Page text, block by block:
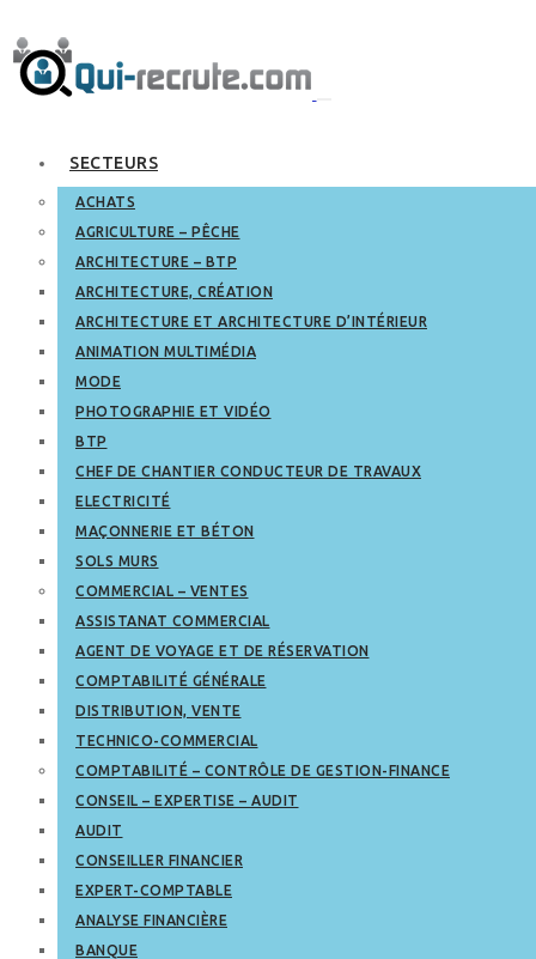
SECTEURS
ACHATS
AGRICULTURE – PÊCHE
ARCHITECTURE – BTP
ARCHITECTURE, CRÉATION
ARCHITECTURE ET ARCHITECTURE D’INTÉRIEUR
ANIMATION MULTIMÉDIA
MODE
PHOTOGRAPHIE ET VIDÉO
BTP
CHEF DE CHANTIER CONDUCTEUR DE TRAVAUX
ELECTRICITÉ
MAÇONNERIE ET BÉTON
SOLS MURS
COMMERCIAL – VENTES
ASSISTANAT COMMERCIAL
AGENT DE VOYAGE ET DE RÉSERVATION
COMPTABILITÉ GÉNÉRALE
DISTRIBUTION, VENTE
TECHNICO-COMMERCIAL
COMPTABILITÉ – CONTRÔLE DE GESTION-FINANCE
CONSEIL – EXPERTISE – AUDIT
AUDIT
CONSEILLER FINANCIER
EXPERT-COMPTABLE
ANALYSE FINANCIÈRE
BANQUE